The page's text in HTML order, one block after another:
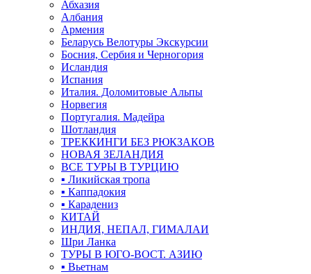
Абхазия
Албания
Армения
Беларусь Велотуры Экскурсии
Босния, Сербия и Черногория
Исландия
Испания
Италия. Доломитовые Альпы
Норвегия
Португалия. Мадейра
Шотландия
ТРЕККИНГИ БЕЗ РЮКЗАКОВ
НОВАЯ ЗЕЛАНДИЯ
ВСЕ ТУРЫ В ТУРЦИЮ
▪ Ликийская тропа
▪ Каппадокия
▪ Карадениз
КИТАЙ
ИНДИЯ, НЕПАЛ, ГИМАЛАИ
Шри Ланка
ТУРЫ В ЮГО-ВОСТ. АЗИЮ
▪ Вьетнам